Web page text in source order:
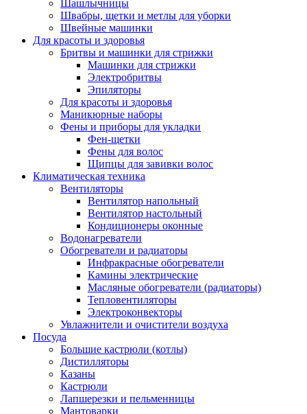
Шашлычницы
Швабры, щетки и метлы для уборки
Швейные машинки
Для красоты и здоровья
Бритвы и машинки для стрижки
Машинки для стрижки
Электробритвы
Эпиляторы
Для красоты и здоровья
Маникюрные наборы
Фены и приборы для укладки
Фен-щетки
Фены для волос
Щипцы для завивки волос
Климатическая техника
Вентиляторы
Вентилятор напольный
Вентилятор настольный
Кондиционеры оконные
Водонагреватели
Обогреватели и радиаторы
Инфракрасные обогреватели
Камины электрические
Масляные обогреватели (радиаторы)
Тепловентиляторы
Электроконвекторы
Увлажнители и очистители воздуха
Посуда
Большие кастрюли (котлы)
Дистилляторы
Казаны
Кастрюли
Лапшерезки и пельменницы
Мантоварки